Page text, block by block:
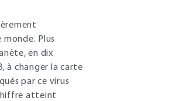
Plus
en dix
à changer la carte
par ce virus
atteint